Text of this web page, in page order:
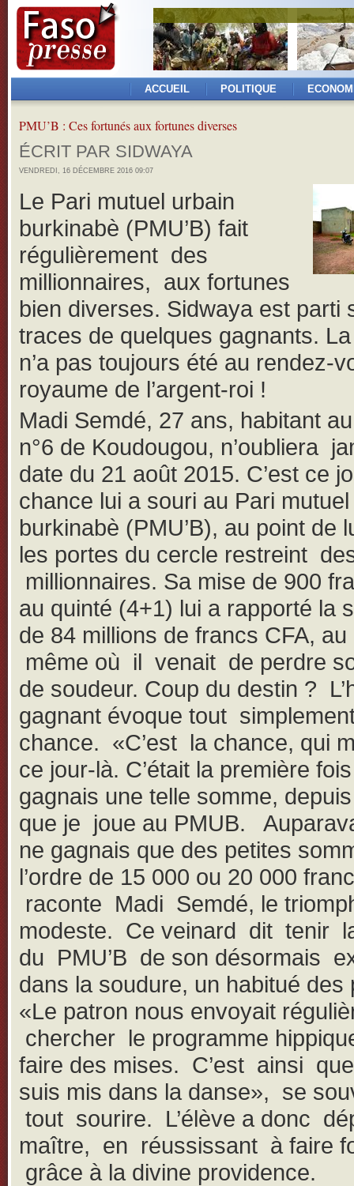
ACCUEIL POLITIQUE
PMU’B : Ces fortunés aux fortunes diverses
ÉCRIT PAR SIDWAYA
VENDREDI, 16 DÉCEMBRE 2016 09:07
Le Pari mutuel urbain
burkinabè (PMU’B) fait
régulièrement des
millionnaires, aux fortunes
bien diverses. Sidwaya est parti
traces de quelques gagnants.
n’a pas toujours été au rendez-
royaume de l’argent-roi !
Madi Semdé, 27 ans, habitant
n°6 de Koudougou, n’oubliera
date du 21 août 2015. C’est ce
chance lui a souri au Pari
burkinabè (PMU’B), au point de
les portes du cercle restreint
millionnaires. Sa mise de 900
au quinté (4+1) lui a rapporté la
de 84 millions de francs CFA,
même où il venait de perdre
de soudeur. Coup du destin ?
gagnant évoque tout
chance. «C’est la chance, qui
ce jour-là. C’était la première
gagnais une telle somme,
que je joue au PMUB.
ne gagnais que des petites
l’ordre de 15 000 ou 20 000
raconte Madi Semdé, le
modeste. Ce veinard dit tenir
du PMU’B de son désormais
dans la soudure, un habitué des
«Le patron nous envoyait
chercher le programme
faire des mises. C’est ainsi
suis mis dans la danse», se
tout sourire. L’élève a donc
maître, en réussissant à faire
grâce à la divine providence.